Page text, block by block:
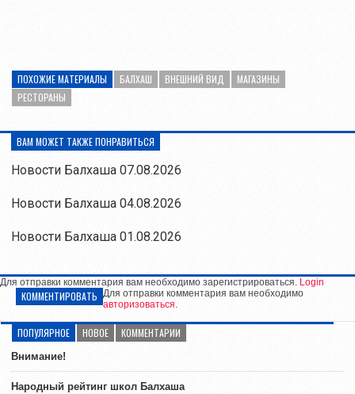
ПОХОЖИЕ МАТЕРИАЛЫ БАЛХАШ ВНЕШНИЙ ВИД
МАГАЗИНЫ
РЕСТОРАНЫ
ВАМ МОЖЕТ ТАКЖЕ ПОНРАВИТЬСЯ
Новости Балхаша 07.08.2026
Новости Балхаша 04.08.2026
Новости Балхаша 01.08.2026
Для отправки комментария вам необходимо зарегистрироваться. Login
КОММЕНТИРОВАТЬ Для отправки комментария вам необходимо
авторизоваться.
ПОПУЛЯРНОЕ НОВОЕ КОММЕНТАРИИ
Внимание!
Народный рейтинг школ Балхаша